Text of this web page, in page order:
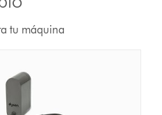
tu máquina